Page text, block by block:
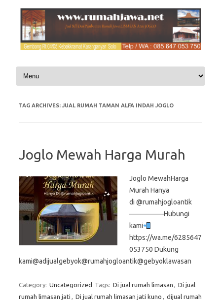
Skip to content
TAG ARCHIVES: JUAL RUMAH TAMAN ALFA INDAH JOGLO
Joglo Mewah Harga Murah
Joglo MewahHarga
Murah Hanya
di @rumahjogloantik
—————Hubungi
kami
https://wa.me/6285647
053750 Dukung
kami@adijualgebyok@rumahjogloantik@gebyoklawasan
Category: Uncategorized Tags: Di jual rumah limasan , Di jual
rumah limasan jati , Di jual rumah limasan jati kuno , dijual rumah